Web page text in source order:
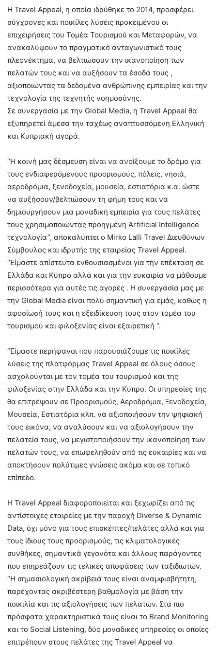
Η Travel Appeal, η οποία ιδρύθηκε το 2014, προσφέρει
σύγχρονες και ποικίλες λύσεις προκειμένου οι
επιχειρήσεις του Τομέα Τουρισμού και Μεταφορών, να
ανακαλύψουν το πραγματικό ανταγωνιστικό τους
πλεονέκτημα, να βελτιώσουν την ικανοποίηση των
πελατών τους και να αυξήσουν τα έσοδά τους ,
αξιοποιώντας τα δεδομένα ανθρώπινης εμπειρίας και την
τεχνολογία της τεχνητής νοημοσύνης.
Σε συνεργασία με την Global Media, η Travel Appeal θα
εξυπηρετεί άμεσα την ταχέως αναπτυσσόμενη Ελληνική
και Κυπριακή αγορά.
“Η κοινή μας δέσμευση είναι να ανοίξουμε το δρόμο για
τους ενδιαφερόμενους προορισμούς, πόλεις, νησιά,
αεροδρόμια, ξενοδοχεία, μουσεία, εστιατόρια κ.α. ώστε
να αυξήσουν/βελτιώσουν τη φήμη τους και να
δημιουργήσουν μια μοναδική εμπειρία για τους πελάτες
τους χρησιμοποιώντας προηγμένη Artificial Intelligence
τεχνολογία”, αποκαλύπτει ο Mirko Lalli Travel Διευθύνων
Σύμβουλος και ιδρυτής της εταιρείας Travel Appeal.
“Είμαστε απίστευτα ενθουσιασμένοι για την επέκταση σε
Ελλάδα και Κύπρο αλλά και για την ευκαιρία να μάθουμε
περισσότερα για αυτές τις αγορές . Η συνεργασία μας με
την Global Media είναι πολύ σημαντική για εμάς, καθώς η
αφοσίωσή τους και η εξειδίκευση τους στον τομέα του
τουρισμού και φιλοξενίας είναι εξαιρετική “.
“Είμαστε περήφανοι που παρουσιάζουμε τις ποικίλες
λύσεις της πλατφόρμας Travel Appeal σε όλους όσους
ασχολούνται με τον τομέα του τουρισμού και της
φιλοξενίας στην Ελλάδα και την Κύπρο. Οι υπηρεσίες της
θα επιτρέψουν σε Προορισμούς, Αεροδρόμια, Ξενοδοχεία,
Μουσεία, Εστιατόρια κλπ. να αξιοποιήσουν την ψηφιακή
τους εικόνα, να αναλύσουν και να αξιολογήσουν την
πελατεία τους, να μεγιστοποιήσουν την ικανοποίηση των
πελατών τους, να επωφεληθούν από τις ευκαιρίες και να
αποκτήσουν πολύτιμες γνώσεις ακόμα και σε τοπικό
επίπεδο.
Η Travel Appeal διαφοροποιείται και ξεχωρίζει από τις
αντίστοιχες εταιρείες με την παροχή Diverse & Dynamic
Data, όχι μόνο για τους επισκέπτες/πελάτες αλλά και για
τους ίδιους τους προορισμούς, τις κλιματολογικές
συνθήκες, σημαντικά γεγονότα και άλλους παράγοντες
που επηρεάζουν τις τελικές αποφάσεις των ταξιδιωτών.
“Η σημασιολογική ακρίβειά τους είναι αναμφισβήτητη,
παρέχοντας ακριβέστερη βαθμολογία με βάση την
ποικιλία και τις αξιολογήσεις των πελατών. Στα πιο
πρόσφατα χαρακτηριστικά τους είναι το Βrand Monitoring
και τo Social Listening, δύο μοναδικές υπηρεσίες οι οποίες
επιτρέπουν στους πελάτες της Travel Appeal να